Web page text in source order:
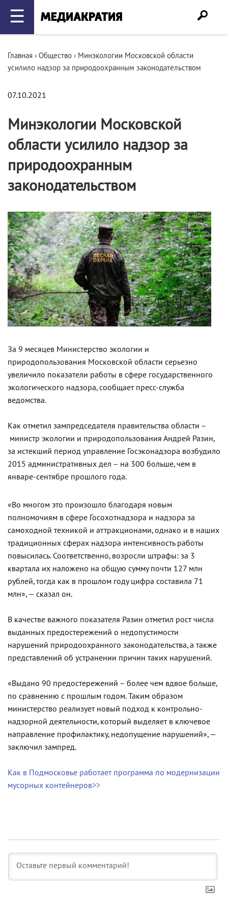
☰
Главная › Общество › Минэкологии Московской области
усилило надзор за природоохранным законодательством
07.10.2021
Минэкологии Московской
области усилило надзор за
природоохранным
законодательством
За 9 месяцев Министерство экологии и
природопользования Московской области серьезно
увеличило показатели работы в сфере государственного
экологического надзора, сообщает пресс-служба
ведомства.
Как отметил зампредседателя правительства области –
министр экологии и природопользования Андрей Разин,
за истекший период управление Госэконадзора возбудило
2015 административных дел – на 300 больше, чем в
январе-сентябре прошлого года.
«Во многом это произошло благодаря новым
полномочиям в сфере Госохотнадзора и надзора за
самоходной техникой и аттракционами, однако и в наших
традиционных сферах надзора интенсивность работы
повысилась. Соответственно, возросли штрафы: за 3
квартала их наложено на общую сумму почти 127 млн
рублей, тогда как в прошлом году цифра составила 71
млн», — сказал он.
В качестве важного показателя Разин отметил рост числа
выданных предостережений о недопустимости
нарушений природоохранного законодательства, а также
представлений об устранении причин таких нарушений.
«Выдано 90 предостережений – более чем вдвое больше,
по сравнению с прошлым годом. Таким образом
министерство реализует новый подход к контрольно-
надзорной деятельности, который выделяет в ключевое
направление профилактику, недопущение нарушений», —
заключил зампред.
Как в Подмосковье работает программа по модернизации
мусорных контейнеров>>